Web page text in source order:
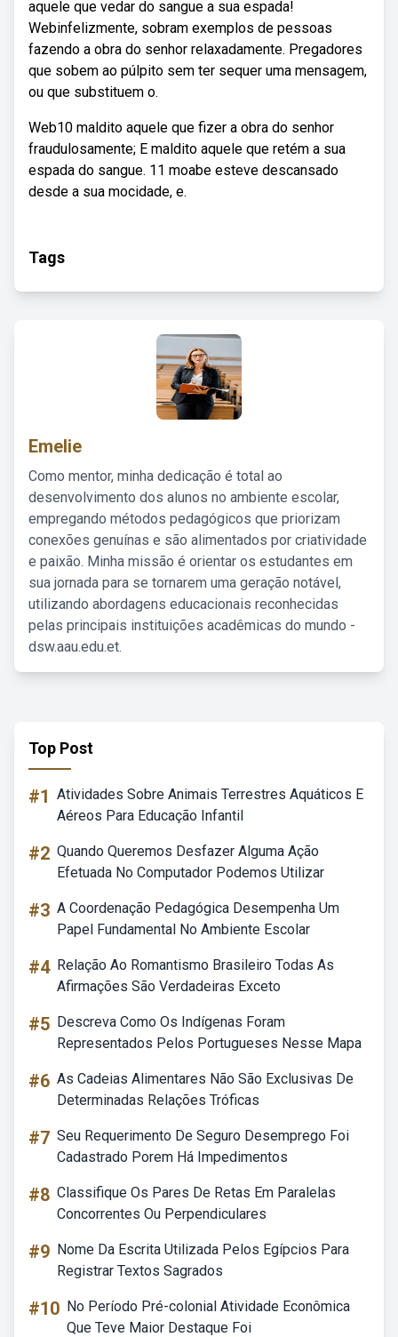
aquele que vedar do sangue a sua espada!
Webinfelizmente, sobram exemplos de pessoas
fazendo a obra do senhor relaxadamente. Pregadores
que sobem ao púlpito sem ter sequer uma mensagem,
ou que substituem o.
Web10 maldito aquele que fizer a obra do senhor
fraudulosamente; E maldito aquele que retém a sua
espada do sangue. 11 moabe esteve descansado
desde a sua mocidade, e.
Tags
Emelie
Como mentor, minha dedicação é total ao
desenvolvimento dos alunos no ambiente escolar,
empregando métodos pedagógicos que priorizam
conexões genuínas e são alimentados por criatividade
e paixão. Minha missão é orientar os estudantes em
sua jornada para se tornarem uma geração notável,
utilizando abordagens educacionais reconhecidas
pelas principais instituições acadêmicas do mundo -
dsw.aau.edu.et.
Top Post
#1 Atividades Sobre Animais Terrestres Aquáticos E
Aéreos Para Educação Infantil
#2 Quando Queremos Desfazer Alguma Ação
Efetuada No Computador Podemos Utilizar
#3 A Coordenação Pedagógica Desempenha Um
Papel Fundamental No Ambiente Escolar
#4 Relação Ao Romantismo Brasileiro Todas As
Afirmações São Verdadeiras Exceto
#5 Descreva Como Os Indígenas Foram
Representados Pelos Portugueses Nesse Mapa
#6 As Cadeias Alimentares Não São Exclusivas De
Determinadas Relações Tróficas
#7 Seu Requerimento De Seguro Desemprego Foi
Cadastrado Porem Há Impedimentos
#8 Classifique Os Pares De Retas Em Paralelas
Concorrentes Ou Perpendiculares
#9 Nome Da Escrita Utilizada Pelos Egípcios Para
Registrar Textos Sagrados
#10 No Período Pré-colonial Atividade Econômica
Que Teve Maior Destaque Foi